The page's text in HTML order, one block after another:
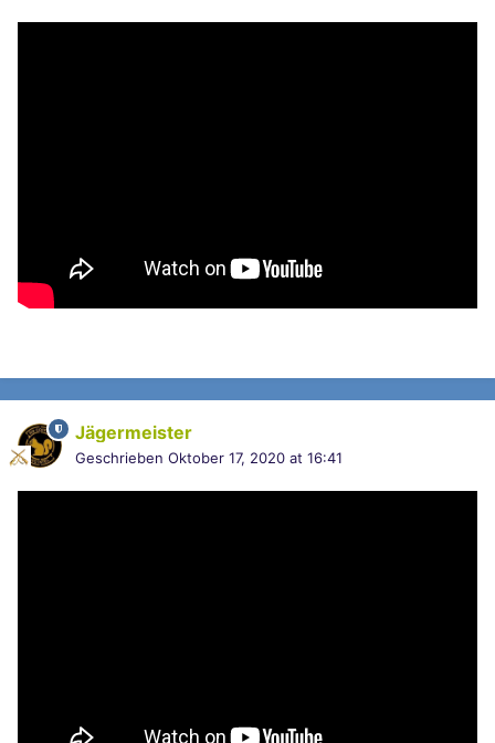
Jägermeister
Geschrieben Oktober 17, 2020 at 16:41